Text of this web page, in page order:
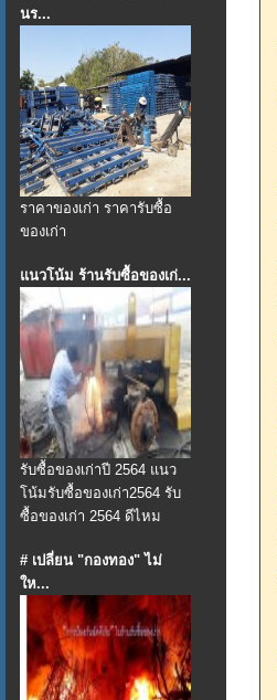
นร...
ราคาของเก่า ราคารับซื้อ
ของเก่า
แนวโน้ม ร้านรับซื้อของเก่...
รับซื้อของเก่าปี 2564 แนว
โน้มรับซื้อของเก่า2564 รับ
ซื้อของเก่า 2564 ดีไหม
# เปลี่ยน "กองทอง" ไม่
ให...